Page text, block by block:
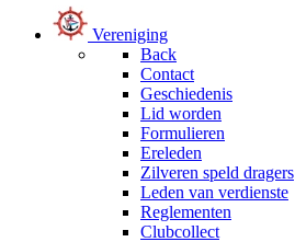
Vereniging
Back
Contact
Geschiedenis
Lid worden
Formulieren
Ereleden
Zilveren speld dragers
Leden van verdienste
Reglementen
Clubcollect